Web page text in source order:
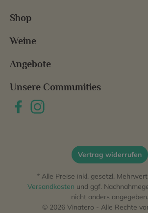
Shop
Weine
Angebote
Unsere Communities
Vertrag widerrufen
* Alle Preise inkl. gesetzl.
Versandkosten und ggf.
nicht anders angegeben.
© 2026 Vinatero - Alle Rechte